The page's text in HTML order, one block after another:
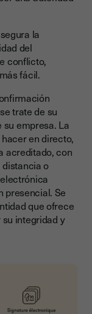
la
del
conflicto,
fácil.
trate de su
empresa. La
en directo,
acreditado, con
o
presencial. Se
que ofrece
integridad y